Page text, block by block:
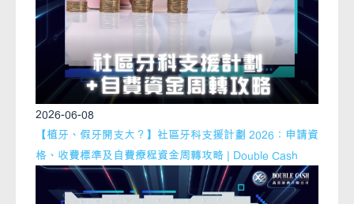
2026-06-08
【植牙、假牙開支大？】社區牙科支援計劃 2026：申請資
格、收費標準及自費療程資金周轉攻略 | Double Cash